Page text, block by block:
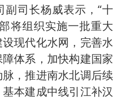
副司长杨威表示，“十
将组织实施一批重大
设现代化水网，完善水
体系，加快构建国家
，推进南水北调后续
本建成中线引江补汉